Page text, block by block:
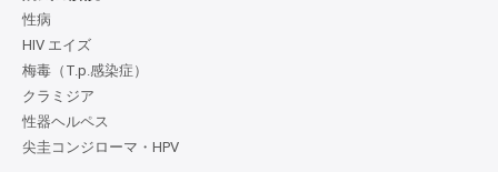
性病
HIV エイズ
梅毒（T.p.感染症）
クラミジア
性器ヘルペス
尖圭コンジローマ・HPV